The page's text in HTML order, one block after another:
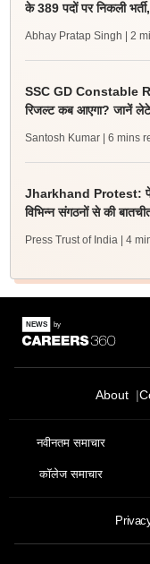
के 389 पदों पर निकली
Abhay Pratap Singh | 2
SSC GD Constable
रिजल्ट कब आएगा? जानें
Santosh Kumar | 6 mins
Jharkhand Protest:
विभिन्न संगठनों से की
Press Trust of India | 4
About
नवीनतम समाचार
कॉलेज समाचार